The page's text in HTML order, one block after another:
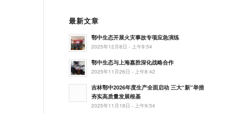
最新文章
鄂中生态开展火灾事故专项应急演练
2025年12月8日 - 上午9:54
鄂中生态与上海嘉胜深化战略合作
2025年11月26日 - 上午8:42
吉林鄂中2026年度生产全面启动 三大“新”举措
夯实高质量发展根基
2025年11月18日 - 上午9:54